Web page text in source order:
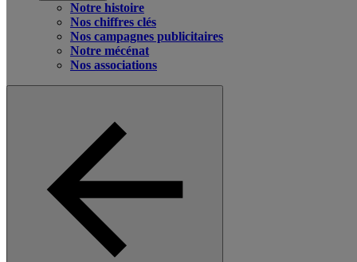
Notre histoire
Nos chiffres clés
Nos campagnes publicitaires
Notre mécénat
Nos associations